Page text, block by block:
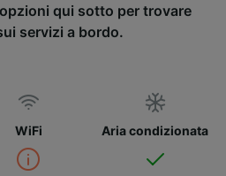
qui sotto per trovare
servizi a bordo.
WiFi Aria condizionata